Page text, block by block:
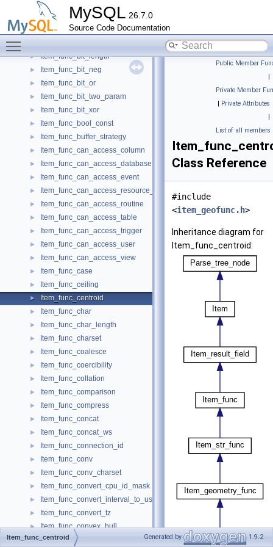
MySQL 26.7.0
Source Code Documentation
Item_func_bin_to_uuid
Item_func_bit
► Item_func_bit_and
► Item_func_bit_length
► Item_func_bit_neg
► Item_func_bit_or
► Item_func_bit_two_param
► Item_func_bit_xor
► Item_func_bool_const
► Item_func_buffer_strategy
► Item_func_can_access_column
► Item_func_can_access_database
► Item_func_can_access_event
► Item_func_can_access_resource_group
► Item_func_can_access_routine
► Item_func_can_access_table
► Item_func_can_access_trigger
► Item_func_can_access_user
► Item_func_can_access_view
► Item_func_case
► Item_func_ceiling
► Item_func_centroid
► Item_func_char
► Item_func_char_length
► Item_func_charset
► Item_func_coalesce
► Item_func_coercibility
► Item_func_collation
► Item_func_comparison
► Item_func_compress
► Item_func_concat
► Item_func_concat_ws
► Item_func_connection_id
► Item_func_conv
► Item_func_conv_charset
► Item_func_convert_cpu_id_mask
► Item_func_convert_interval_to_user_interval
► Item_func_convert_tz
► Item_func_convex_hull
► Item_func_coordinate_mutator
Public Member
|
Private Member
| Private Attributes
|
List of all members
Class Reference
#include
<item_geofunc.h>
Inheritance diagram for
Item_func_centroid:
Item_func_centroid Generated by 1.9.2